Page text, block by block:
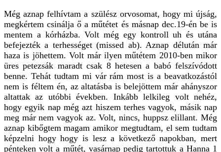
Még aznap felhívtam a szülész orvosomat, hogy mi újság,
megkértem csinálja ő a műtétet és másnap dec.19-én be is
mentem a kórházba. Volt még egy kontroll uh és utána
befejezték a terhességet (missed ab). Aznap délután már
haza is jöhettem. Volt már ilyen műtétem 2010-ben mikor
üres petezsák maradt csak 8 hetesen a babó felszívódott
benne. Tehát tudtam mi vár rám most is a beavatkozástól
nem is féltem én, az altatásba is belejöttem már ahányszor
altattak az utóbbi években. Inkább lelkileg volt nehéz,
hogy egyik nap még azt hiszem terhes vagyok, másik nap
meg már nem vagyok az. Volt, nincs, huppsz elillant. Még
aznap kibőgtem magam amikor megtudtam, el sem tudtam
képzelni hogy hogy is lesz a következő napokban, mert
pénteken volt a műtét, vasárnap pedig tartottuk a Hanna 1